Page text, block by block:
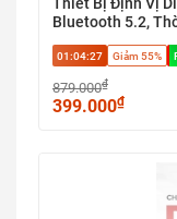
Bluetooth 5.2,
01:04:27 Giảm 55%
879.000₫
399.000₫